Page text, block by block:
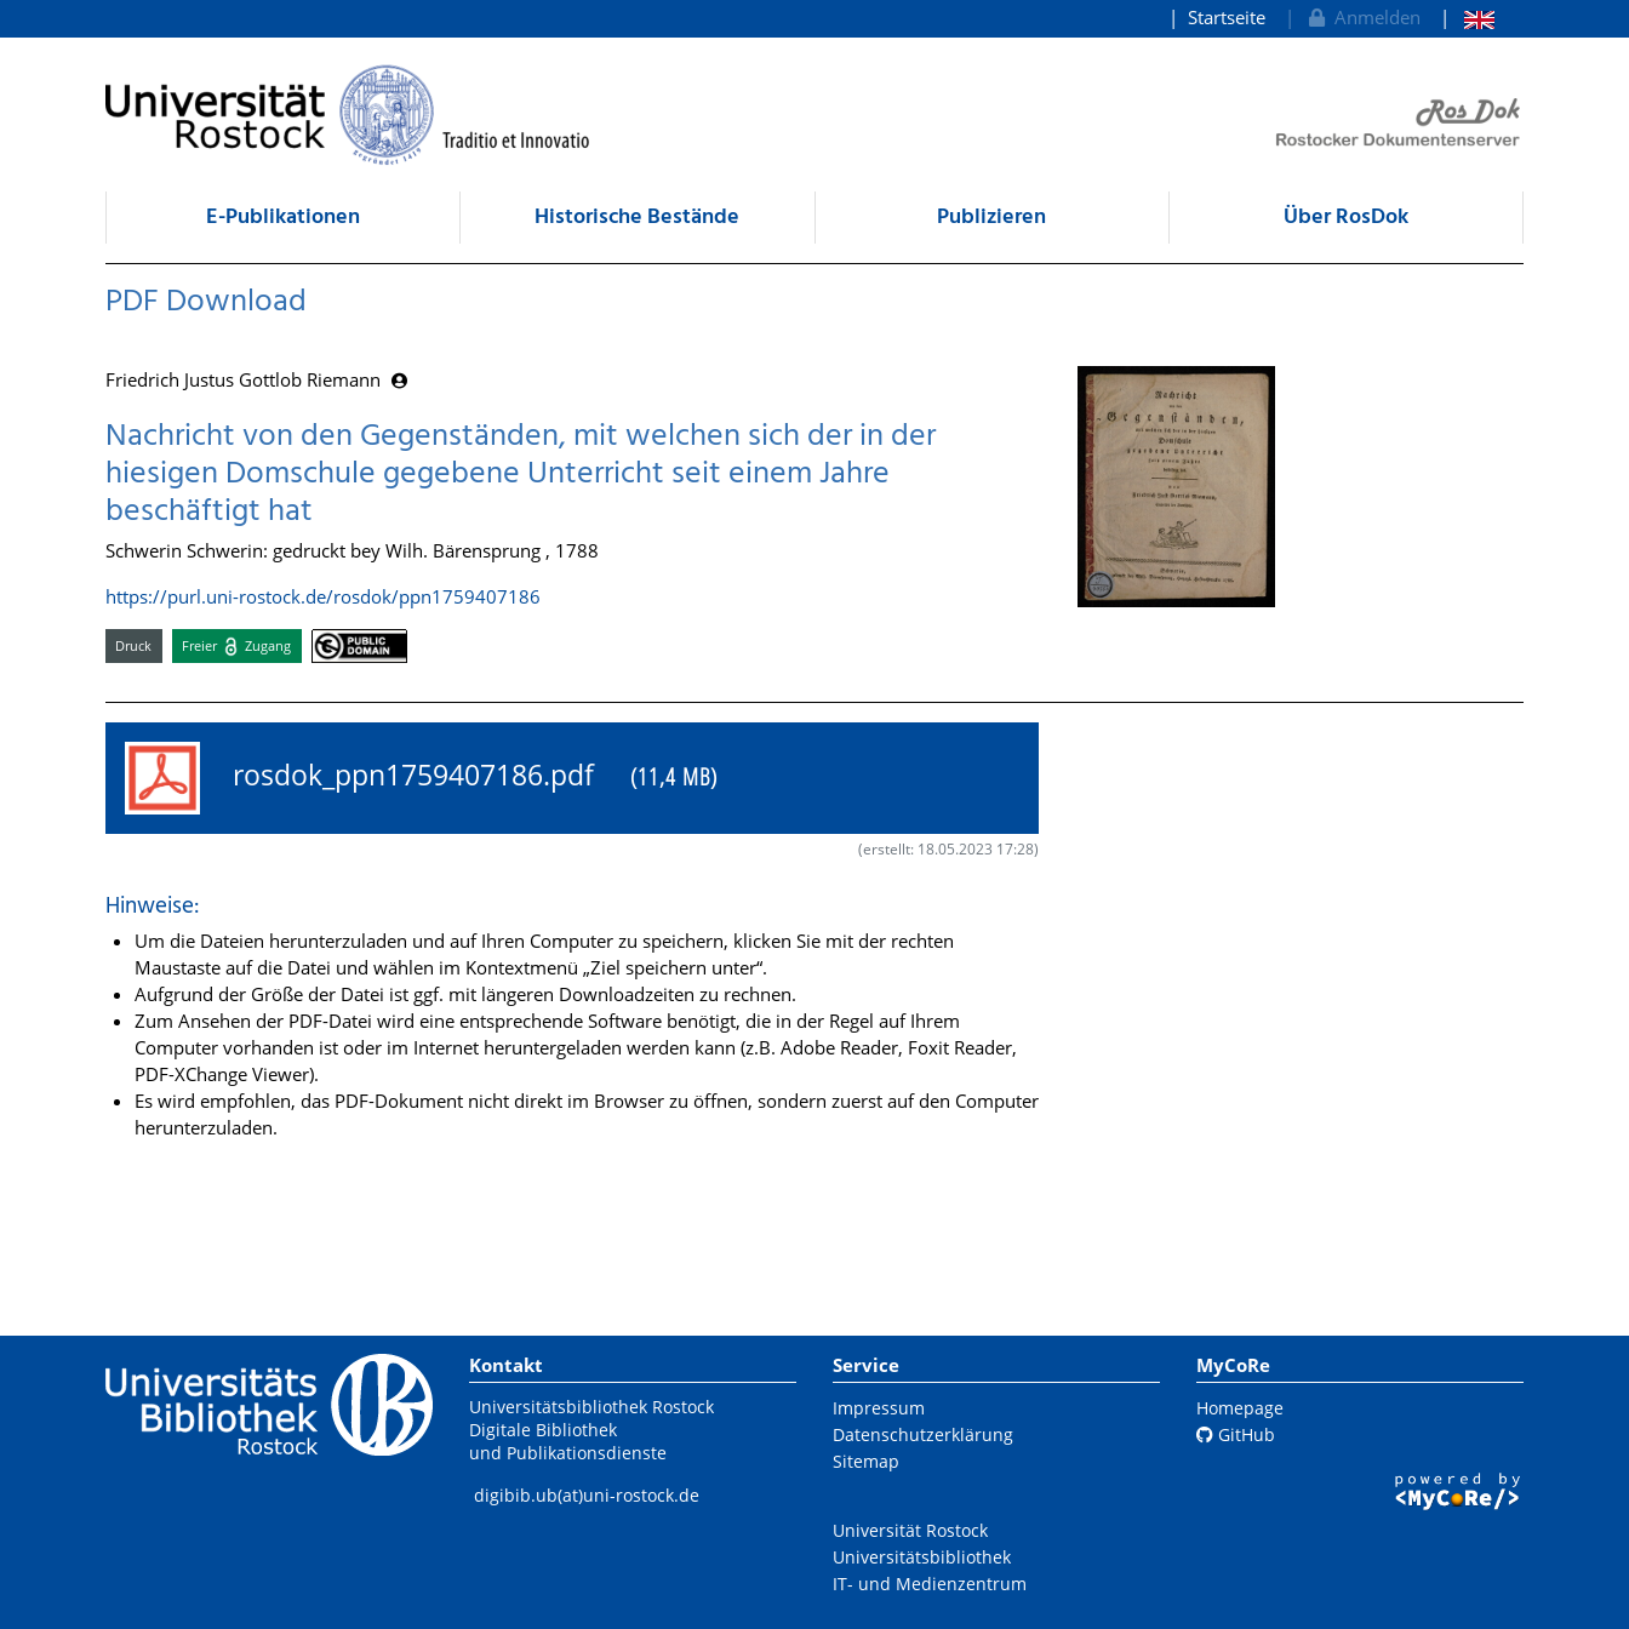
zum Inhalt
Startseite Anmelden
E-Publikationen Historische Bestände Publizieren Über RosDok
PDF Download
Friedrich Justus Gottlob Riemann
Nachricht von den Gegenständen, mit welchen sich der in der
hiesigen Domschule gegebene Unterricht seit einem Jahre
beschäftigt hat
Schwerin Schwerin: gedruckt bey Wilh. Bärensprung , 1788
https://purl.uni-rostock.de/rosdok/ppn1759407186
Druck Freier Zugang
rosdok_ppn1759407186.pdf (11,4 MB)
(erstellt: 18.05.2023 17:28)
Hinweise:
Um die Dateien herunterzuladen und auf Ihren Computer zu speichern, klicken Sie mit der rechten
Maustaste auf die Datei und wählen im Kontextmenü „Ziel speichern unter“.
Aufgrund der Größe der Datei ist ggf. mit längeren Downloadzeiten zu rechnen.
Zum Ansehen der PDF-Datei wird eine entsprechende Software benötigt, die in der Regel auf Ihrem
Computer vorhanden ist oder im Internet heruntergeladen werden kann (z.B. Adobe Reader, Foxit Reader,
PDF-XChange Viewer).
Es wird empfohlen, das PDF-Dokument nicht direkt im Browser zu öffnen, sondern zuerst auf den Computer
herunterzuladen.
Kontakt
Universitätsbibliothek Rostock
Digitale Bibliothek
und Publikationsdienste
digibib.ub(at)uni-rostock.de
Service
Impressum
Datenschutzerklärung
Sitemap
Universität Rostock
Universitätsbibliothek
IT- und Medienzentrum
MyCoRe
Homepage
GitHub